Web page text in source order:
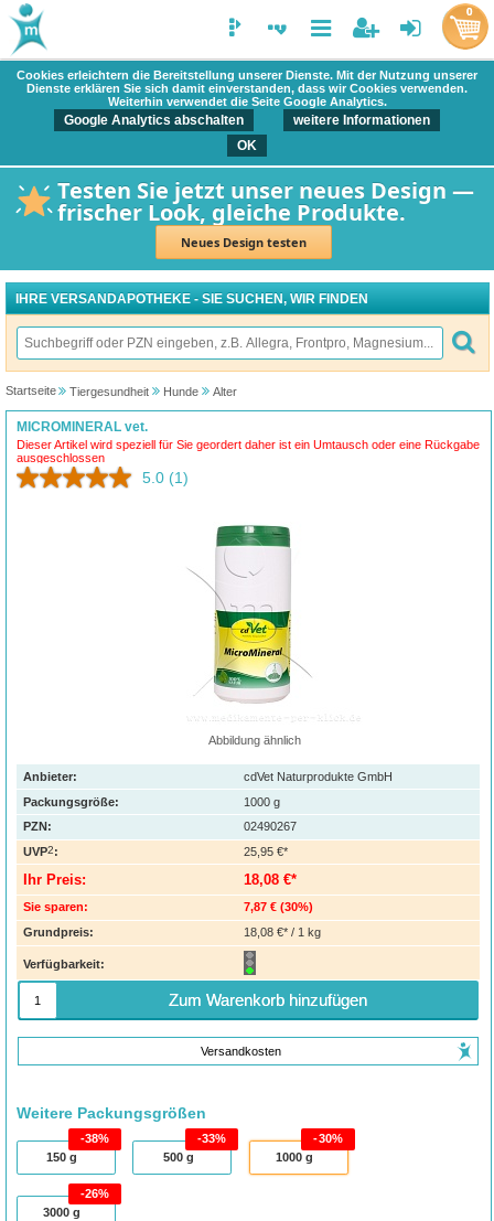
Cookies erleichtern die Bereitstellung unserer Dienste. Mit der Nutzung unserer
Dienste erklären Sie sich damit einverstanden, dass wir Cookies verwenden.
Weiterhin verwendet die Seite Google Analytics.
Google Analytics abschalten
weitere Informationen
OK
Testen Sie jetzt unser neues Design —
frischer Look, gleiche Produkte.
Neues Design testen
0
IHRE VERSANDAPOTHEKE - SIE SUCHEN, WIR FINDEN
Startseite Tiergesundheit Hunde Alter
MICROMINERAL vet.
Dieser Artikel wird speziell für Sie geordert daher ist ein Umtausch oder eine Rückgabe
ausgeschlossen
5.0 (1)
Abbildung ähnlich
Anbieter:
cdVet Naturprodukte GmbH
Packungsgröße:
1000 g
PZN :
02490267
UVP2: 25,95 €*
Ihr Preis: 18,08 €*
Sie sparen: 7,87 € (30%)
Grundpreis:
18,08 €* / 1 kg
Verfügbarkeit:
Zum Warenkorb hinzufügen
Versandkosten
Weitere Packungsgrößen
150 g
38%
500g
33%
1000 g
30%
3000 g
26%